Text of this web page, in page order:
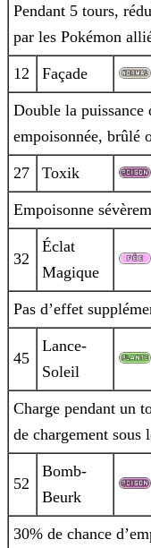
Pendant 5 tours,
par les Pokémon
12 Façade
Double la puissance
empoisonnée, brûlé
27 Toxik
Empoisonne
32
Éclat
Magique
Pas d’effet
45
Lance-
Soleil
Charge pendant un
de chargement sous
52
Bomb-
Beurk
30% de chance